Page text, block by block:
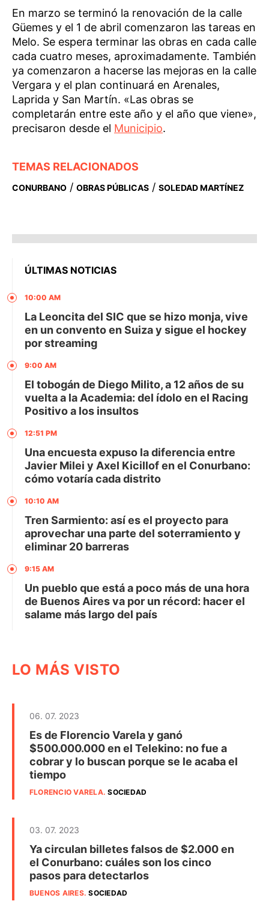
En marzo se terminó la renovación de la calle
Güemes y el 1 de abril comenzaron las tareas en
Melo. Se espera terminar las obras en cada calle
cada cuatro meses, aproximadamente. También
ya comenzaron a hacerse las mejoras en la calle
Vergara y el plan continuará en Arenales,
Laprida y San Martín. «Las obras se
completarán entre este año y el año que viene»,
precisaron desde el Municipio.
TEMAS RELACIONADOS
CONURBANO / OBRAS PÚBLICAS / SOLEDAD MARTÍNEZ
ÚLTIMAS NOTICIAS
10:00 AM
La Leoncita del SIC que se hizo monja, vive
en un convento en Suiza y sigue el hockey
por streaming
9:00 AM
El tobogán de Diego Milito, a 12 años de su
vuelta a la Academia: del ídolo en el Racing
Positivo a los insultos
12:51 PM
Una encuesta expuso la diferencia entre
Javier Milei y Axel Kicillof en el Conurbano:
cómo votaría cada distrito
10:10 AM
Tren Sarmiento: así es el proyecto para
aprovechar una parte del soterramiento y
eliminar 20 barreras
9:15 AM
Un pueblo que está a poco más de una hora
de Buenos Aires va por un récord: hacer el
salame más largo del país
LO MÁS VISTO
06. 07. 2023
Es de Florencio Varela y ganó
$500.000.000 en el Telekino: no fue a
cobrar y lo buscan porque se le acaba el
tiempo
FLORENCIO VARELA.SOCIEDAD
03. 07. 2023
Ya circulan billetes falsos de $2.000 en
el Conurbano: cuáles son los cinco
pasos para detectarlos
BUENOS AIRES.SOCIEDAD